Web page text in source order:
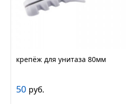
крепёж для унитаза 80мм
50 руб.